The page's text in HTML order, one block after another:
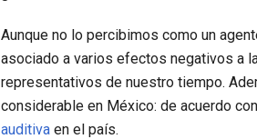
Aunque no lo percibimos como un
asociado a varios efectos negativos a
representativos de nuestro tiempo.
considerable en México: de acuerdo
auditiva en el país.